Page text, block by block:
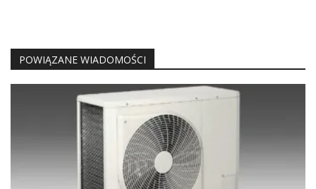
POWIĄZANE WIADOMOŚCI